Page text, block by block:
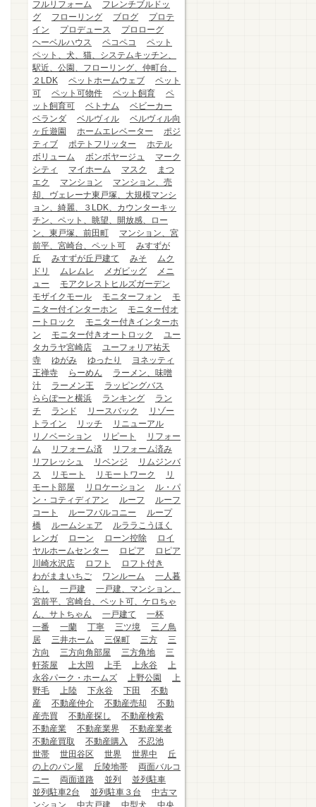
フルリフォーム
フレンチブルドッ
グ
フローリング ブログ
プロテ
イン
プロデュース
プロローグ
ヘーベルハウス
ペコペコ
ペット
ペット、犬、猫、システムキッチン、
駅近、公園、フローリング、仲町台、
２LDK
ペットホームウェブ
ペット
可
ペット可物件 ペット飼育
ペ
ット飼育可
ベトナム
ベビーカー
ベランダ
ベルヴィル
ベルヴィル向
ヶ丘遊園
ホームエレベーター
ポジ
ティブ
ポテトフリッター
ホテル
ボリューム
ボンボヤージュ
マーク
シティ
マイホーム マスク
まつ
エク
マンション
マンション、売
却、ヴェレーナ東戸塚、大規模マンシ
ョン、綺麗、３LDK、カウンターキッ
チン、ペット、眺望、開放感、ロー
ン、東戸塚、前田町
マンション、宮
前平、宮崎台、ペット可
みすずが
丘
みすずが丘戸建て みそ
ムク
ドリ
ムレムレ メガビッグ
メニ
ュー
モアクレストヒルズガーデン
モザイクモール
モニターフォン
モ
ニター付インターホン
モニター付オ
ートロック
モニター付きインターホ
ン
モニター付きオートロック
ユー
タカラヤ宮崎店
ユーフォリア祐天
寺
ゆがみ ゆったり
ヨネッティ
王禅寺
らーめん
ラーメン、味噌
汁
ラーメン王
ラッピングバス
ららぽーと横浜
ランキング
ラン
チ
ランド リースバック
リゾー
トライン
リッチ
リニューアル
リノベーション
リピート
リフォー
ム
リフォーム済
リフォーム済み
リフレッシュ
リベンジ
リムジンバ
ス
リモート リモートワーク
リ
モート部屋
リロケーション
ル・パ
ン・コティディアン
ルーフ
ルーフ
コート
ルーフバルコニー
ループ
橋
ルームシェア
ルララこうほく
レンガ
ローン ローン控除
ロイ
ヤルホームセンター
ロピア
ロピア
川崎水沢店
ロフト
ロフト付き
わがままいちご
ワンルーム
一人暮
らし
一戸建
一戸建、マンション、
宮前平、宮崎台、ペット可、ケロちゃ
ん、サトちゃん
一戸建て
一杯
一番
一蘭 丁寧 三ツ境
三ノ鳥
居
三井ホーム 三保町 三方
三
方向
三方向角部屋 三方角地
三
軒茶屋
上大岡 上手 上永谷
上
永谷パーク・ホームズ
上野公園
上
野毛
上陸 下永谷 下田
不動
産
不動産仲介 不動産売却
不動
産売買
不動産探し
不動産検索
不動産業
不動産業界
不動産業者
不動産買取
不動産購入
不忍池
世帯
世田谷区 世界 世界中
丘
の上のパン屋
丘陵地帯
両面バルコ
ニー
両面道路 並列
並列駐車
並列駐車2台
並列駐車３台
中古マ
ンション
中古戸建 中型犬
中央